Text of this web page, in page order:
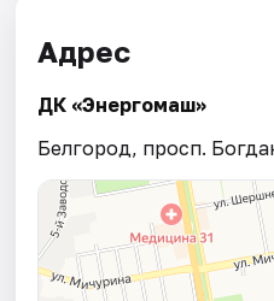
Адрес
ДК «Энергомаш»
Белгород, просп.